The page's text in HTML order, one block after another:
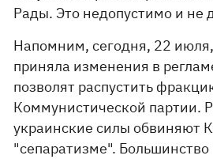
Рады. Это недопустимо и не
Напомним, сегодня, 22
приняла изменения в
позволят распустить
Коммунистической партии.
украинские силы обвиняют
"сепаратизме".